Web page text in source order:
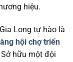
hiệu.
Long tự hào là
hội chợ triển
hữu một đội